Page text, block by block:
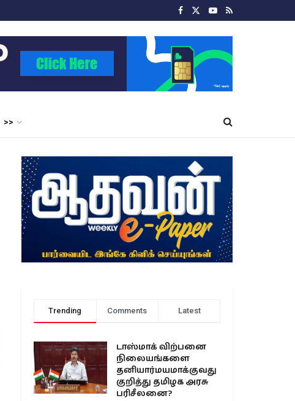
>>
Trending Comments Latest
டாஸ்மாக் விற்பனை
நிலையங்களை
தனியார்மயமாக்குவது
குறித்து தமிழக அரசு
பரிசீலனை?